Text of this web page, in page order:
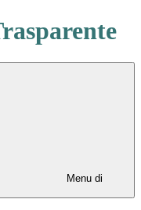
Menu di